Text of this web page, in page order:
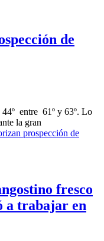
de
44º entre 61º y 63º. Lo
la gran
prospección de
fresco
a trabajar en